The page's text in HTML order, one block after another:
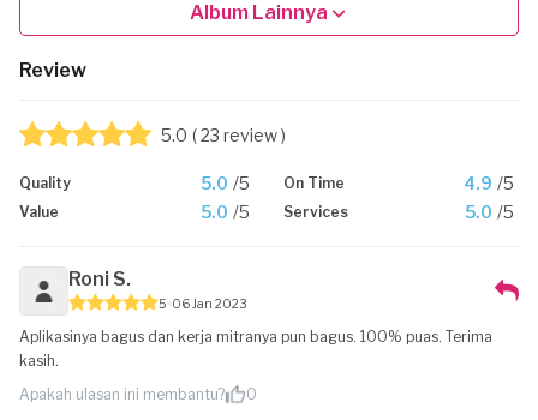
Album Lainnya
Review
5.0 ( 23 review )
Quality 5.0 /5 On Time 4.9 /5
Value 5.0 /5 Services 5.0 /5
Roni S.
5 06 Jan 2023
Aplikasinya bagus dan kerja mitranya pun bagus. 100% puas. Terima
kasih.
Apakah ulasan ini membantu?
0